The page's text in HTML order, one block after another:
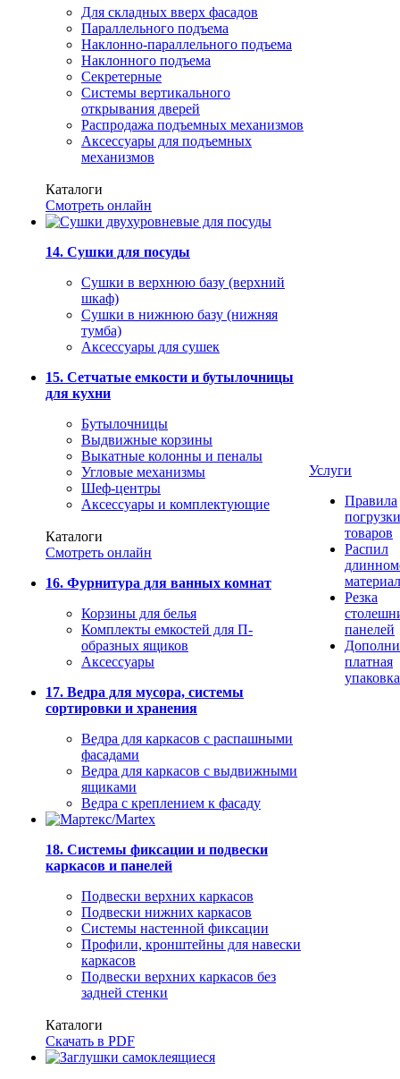
Для складных вверх фасадов
Параллельного подъема
Наклонно-параллельного подъема
Наклонного подъема
Секретерные
Системы вертикального
открывания дверей
Распродажа подъемных механизмов
Аксессуары для подъемных
механизмов
Каталоги
Смотреть онлайн
14. Сушки для посуды
Сушки в верхнюю базу (верхний
шкаф)
Сушки в нижнюю базу (нижняя
тумба)
Аксессуары для сушек
15. Сетчатые емкости и бутылочницы
для кухни
Бутылочницы
Выдвижные корзины
Выкатные колонны и пеналы
Угловые механизмы
Шеф-центры
Аксессуары и комплектующие
Каталоги
Смотреть онлайн
16. Фурнитура для ванных комнат
Корзины для белья
Комплекты емкостей для П-
образных ящиков
Аксессуары
17. Ведра для мусора, системы
сортировки и хранения
Ведра для каркасов с распашными
фасадами
Ведра для каркасов с выдвижными
ящиками
Ведра с креплением к фасаду
18. Системы фиксации и подвески
каркасов и панелей
Подвески верхних каркасов
Подвески нижних каркасов
Системы настенной фиксации
Профили, кронштейны для навески
каркасов
Подвески верхних каркасов без
задней стенки
Каталоги
Скачать в PDF
Услуги
Правила
погрузки
товаров
Распил
Резка
панелей
платная
упаковка